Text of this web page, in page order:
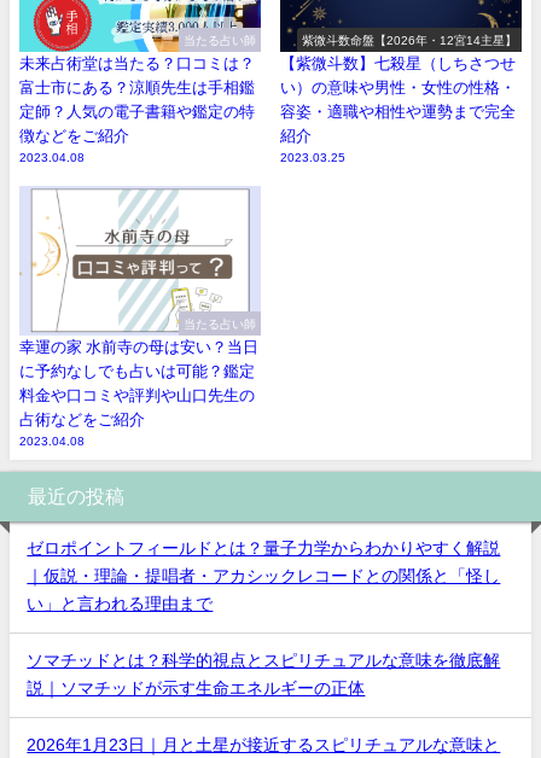
当たる占い師
未来占術堂は当たる？口コミは？
富士市にある？涼順先生は手相鑑
定師？人気の電子書籍や鑑定の特
徴などをご紹介
2023.04.08
紫微斗数命盤【2026年・12宮14主星】
【紫微斗数】七殺星（しちさつせ
い）の意味や男性・女性の性格・
容姿・適職や相性や運勢まで完全
紹介
2023.03.25
当たる占い師
幸運の家 水前寺の母は安い？当日
に予約なしでも占いは可能？鑑定
料金や口コミや評判や山口先生の
占術などをご紹介
2023.04.08
最近の投稿
ゼロポイントフィールドとは？量子力学からわかりやすく解説
｜仮説・理論・提唱者・アカシックレコードとの関係と「怪し
い」と言われる理由まで
ソマチッドとは？科学的視点とスピリチュアルな意味を徹底解
説｜ソマチッドが示す生命エネルギーの正体
2026年1月23日｜月と土星が接近するスピリチュアルな意味と